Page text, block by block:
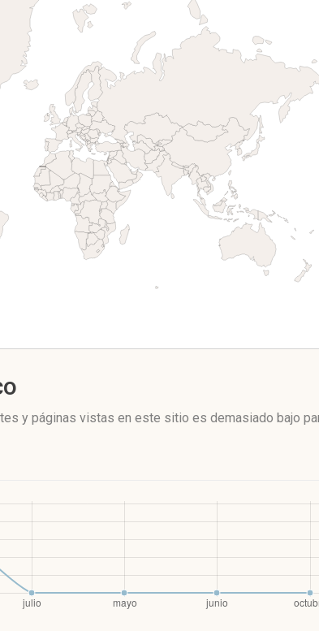
y páginas vistas en este sitio es demasiado bajo